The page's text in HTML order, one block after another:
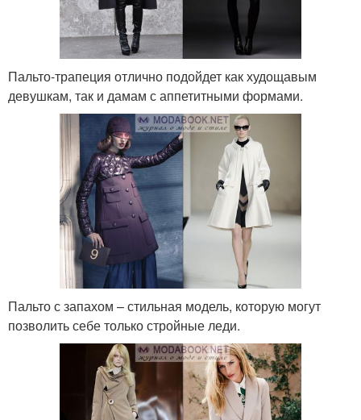
Пальто-трапеция отлично подойдет как худощавым
девушкам, так и дамам с аппетитными формами.
Пальто с запахом – стильная модель, которую могут
позволить себе только стройные леди.